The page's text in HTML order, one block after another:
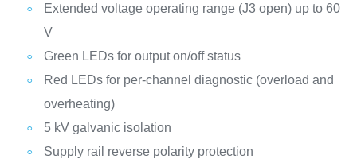
Extended voltage operating range (J3 open) up to 60
V
Green LEDs for output on/off status
Red LEDs for per-channel diagnostic (overload and
overheating)
5 kV galvanic isolation
Supply rail reverse polarity protection